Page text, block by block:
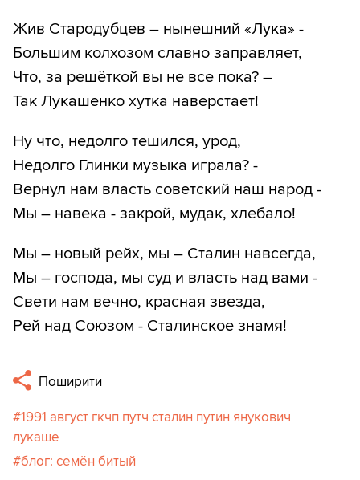
Жив Стародубцев – нынешний «Лука» -
Большим колхозом славно заправляет,
Что, за решёткой вы не все пока? –
Так Лукашенко хутка наверстает!
Ну что, недолго тешился, урод,
Недолго Глинки музыка играла? -
Вернул нам власть советский наш народ -
Мы – навека - закрой, мудак, хлебало!
Мы – новый рейх, мы – Сталин навсегда,
Мы – господа, мы суд и власть над вами -
Свети нам вечно, красная звезда,
Рей над Союзом - Сталинское знамя!
Поширити
1991 август гкчп путч сталин путин янукович
лукаше
блог: семён битый